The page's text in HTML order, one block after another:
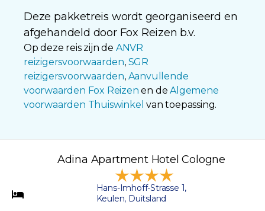
Deze pakketreis wordt georganiseerd en
afgehandeld door Fox Reizen b.v.
Op deze reis zijn de ANVR
reizigersvoorwaarden, SGR
reizigersvoorwaarden, Aanvullende
voorwaarden Fox Reizen en deAlgemene
voorwaarden Thuiswinkel van toepassing.
Adina Apartment Hotel Cologne
Hans-Imhoff-Strasse 1,
Keulen, Duitsland